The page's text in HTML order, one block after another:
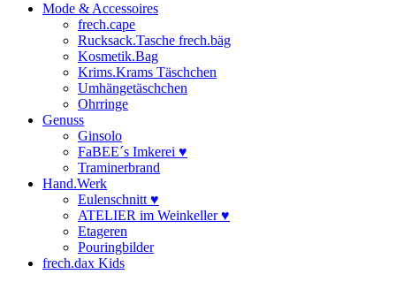
Mode & Accessoires
frech.cape
Rucksack.Tasche frech.bäg
Kosmetik.Bag
Krims.Krams Täschchen
Umhängetäschchen
Ohrringe
Genuss
Ginsolo
FaBEE´s Imkerei ♥
Traminerbrand
Hand.Werk
Eulenschnitt ♥
ATELIER im Weinkeller ♥
Etageren
Pouringbilder
frech.dax Kids